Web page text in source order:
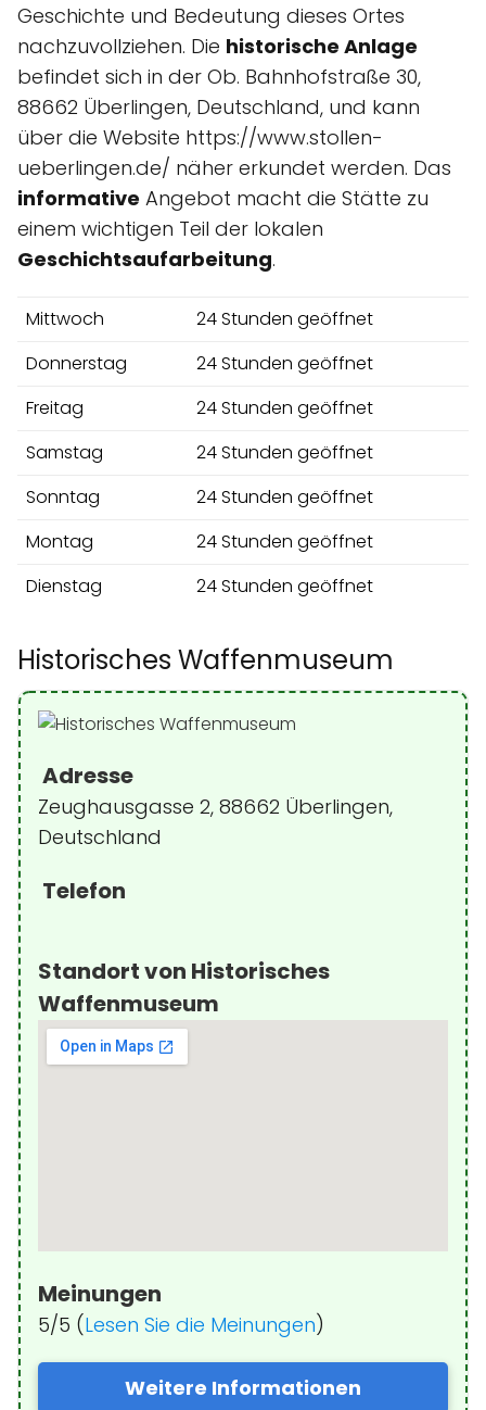
Geschichte und Bedeutung dieses Ortes
nachzuvollziehen. Die historische Anlage
befindet sich in der Ob. Bahnhofstraße 30,
88662 Überlingen, Deutschland, und kann
über die Website https://www.stollen-
ueberlingen.de/ näher erkundet werden. Das
informative Angebot macht die Stätte zu
einem wichtigen Teil der lokalen
Geschichtsaufarbeitung.
Mittwoch
24 Stunden geöffnet
Donnerstag
24 Stunden geöffnet
Freitag
24 Stunden geöffnet
Samstag
24 Stunden geöffnet
Sonntag
24 Stunden geöffnet
Montag
24 Stunden geöffnet
Dienstag
24 Stunden geöffnet
Historisches Waffenmuseum
Adresse
Zeughausgasse 2, 88662 Überlingen,
Deutschland
Telefon
Standort von Historisches
Waffenmuseum
Meinungen
5/5 (Lesen Sie die Meinungen)
Weitere Informationen